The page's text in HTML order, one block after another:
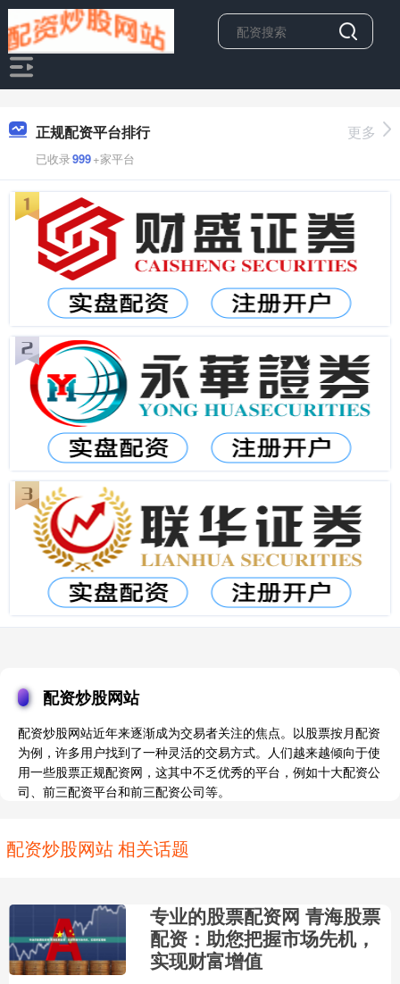
正规配资平台排行
已收录999+家平台
更多
配资炒股网站
配资炒股网站近年来逐渐成为交易者关注的焦点。以股票按月配资
为例，许多用户找到了一种灵活的交易方式。人们越来越倾向于使
用一些股票正规配资网，这其中不乏优秀的平台，例如十大配资公
司、前三配资平台和前三配资公司等。
配资炒股网站 相关话题
专业的股票配资网 青海股票
配资：助您把握市场先机，
实现财富增值